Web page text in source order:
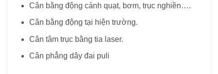
Cân bằng động cánh quạt, bơm, trục nghiền….
Cân bằng động tại hiện trường.
Cân tâm trục bằng tia laser.
Cân phẳng dây đai puli